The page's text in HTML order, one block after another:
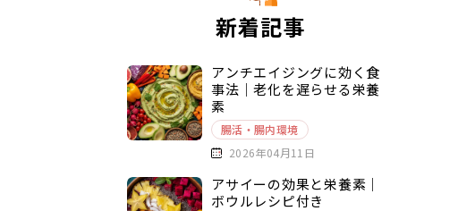
新着記事
アンチエイジングに効く食
事法｜老化を遅らせる栄養
素
腸活・腸内環境
2026年04月11日
アサイーの効果と栄養素｜
ボウルレシピ付き